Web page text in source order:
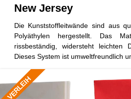
New Jersey
Die Kunststoffleitwände sind aus
Polyäthylen hergestellt. Das
rissbeständig, widersteht leichten
Dieses System ist umweltfreundlich
VERLEIH